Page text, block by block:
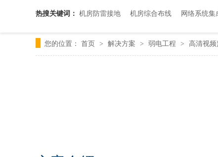
热搜关键词： 机房防雷接地 机房综合布线 网络系统集
您的位置： 首页 > 解决方案 > 弱电工程 > 高清视